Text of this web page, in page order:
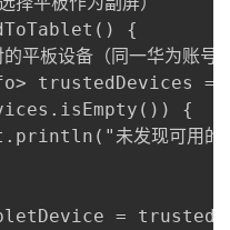
{
板设备（同一华为账号
trustedDevices
{
未发现可用的
=